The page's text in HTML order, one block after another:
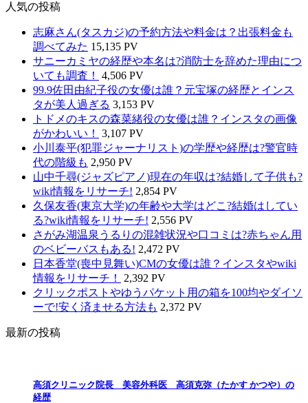
人気の投稿
志麻さん(タスカジ)の予約方法や料金は？出張料金も
調べてみた 15,135 PV
サニーカミヤの経歴や本名は?消防士を辞めた理由につ
いても調査！
4,506 PV
99.9佐田由紀子役の女優は誰？元宝塚の経歴とインス
タが美人過ぎる 3,153 PV
トドメのキスの森菜緒役の女優は誰？インスタの画像
がかわいい！
3,107 PV
小川泰平(犯罪ジャーナリスト)の学歴や経歴は?警官時
代の階級も 2,950 PV
山中千尋(ジャズピアノ)現在の年収は?結婚して子供も?
wiki情報をリサーチ! 2,854 PV
久保友香(東京大学)の年齢や大学はどこ?結婚はしてい
る?wiki情報をリサーチ! 2,556 PV
さがみ湖温泉うるりの混雑状況や口コミは?赤ちゃん用
のベビーバスもある! 2,472 PV
日本香堂(喪中見舞い)CMの女優は誰？インスタやwiki
情報をリサーチ！
2,392 PV
クリックポストやゆうパケット用の箱を100均やダイソ
ーで!安く済ませる方法も 2,372 PV
最新の投稿
高須クリニック院長 美容外科医 高須克弥（たかす かつや）の
経歴